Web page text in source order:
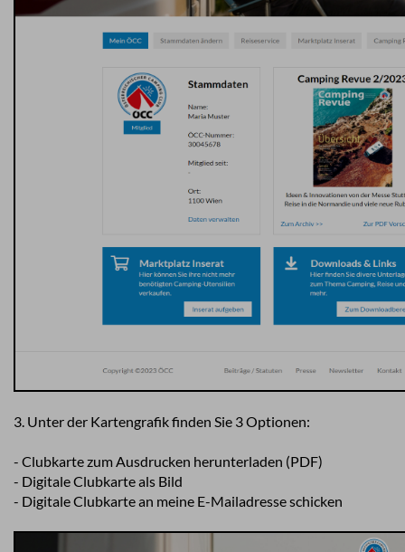
3. Unter der Kartengrafik finden Sie 3 Optionen:
- Clubkarte zum Ausdrucken herunterladen (PDF)
- Digitale Clubkarte als Bild
- Digitale Clubkarte an meine E-Mailadresse schicken